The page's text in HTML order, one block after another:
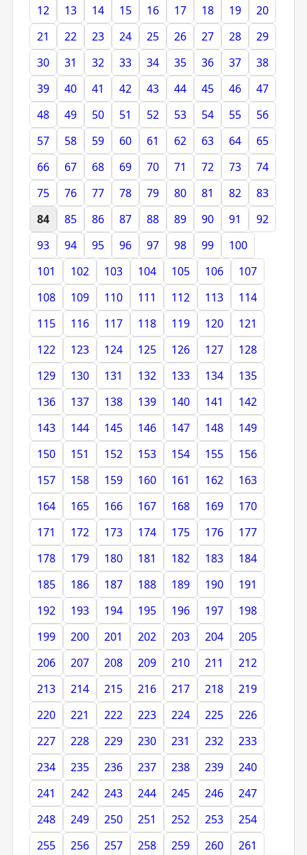
12
13 14 15 16 17 18 19
20
21
22 23 24 25 26 27 28
29
30
31 32 33 34 35 36 37
38
39
40 41 42 43 44 45 46
47
48
49 50 51 52 53 54 55
56
57
58 59 60 61 62 63 64
65
66
67 68 69 70 71 72 73
74
75
76 77 78 79 80 81 82
83
84
85 86 87 88 89 90 91
92
93
94 95 96 97 98 99
100
101
102 103 104 105 106
107
108
109 110 111 112 113
114
115
116 117 118 119 120
121
122
123 124 125 126 127
128
129
130 131 132 133 134
135
136
137 138 139 140 141
142
143
144 145 146 147 148
149
150
151 152 153 154 155
156
157
158 159 160 161 162
163
164
165 166 167 168 169
170
171
172 173 174 175 176
177
178
179 180 181 182 183
184
185
186 187 188 189 190
191
192
193 194 195 196 197
198
199
200 201 202 203 204
205
206
207 208 209 210 211
212
213
214 215 216 217 218
219
220
221 222 223 224 225
226
227
228 229 230 231 232
233
234
235 236 237 238 239
240
241
242 243 244 245 246
247
248
249 250 251 252 253
254
255
256 257 258 259 260 261